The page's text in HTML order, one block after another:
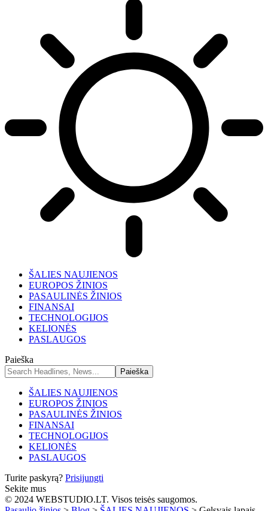
ŠALIES NAUJIENOS
EUROPOS ŽINIOS
PASAULINĖS ŽINIOS
FINANSAI
TECHNOLOGIJOS
KELIONĖS
PASLAUGOS
Paieška
ŠALIES NAUJIENOS
EUROPOS ŽINIOS
PASAULINĖS ŽINIOS
FINANSAI
TECHNOLOGIJOS
KELIONĖS
PASLAUGOS
Turite paskyrą? Prisijungti
Sekite mus
© 2024 WEBSTUDIO.LT. Visos teisės saugomos.